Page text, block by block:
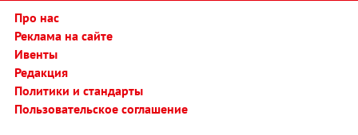
Про нас
Реклама на сайте
Ивенты
Редакция
Политики и стандарты
Пользовательское соглашение